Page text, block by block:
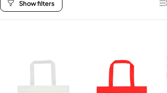
All Categories